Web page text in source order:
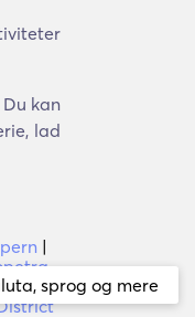
sprog og mere
kan
lad
|